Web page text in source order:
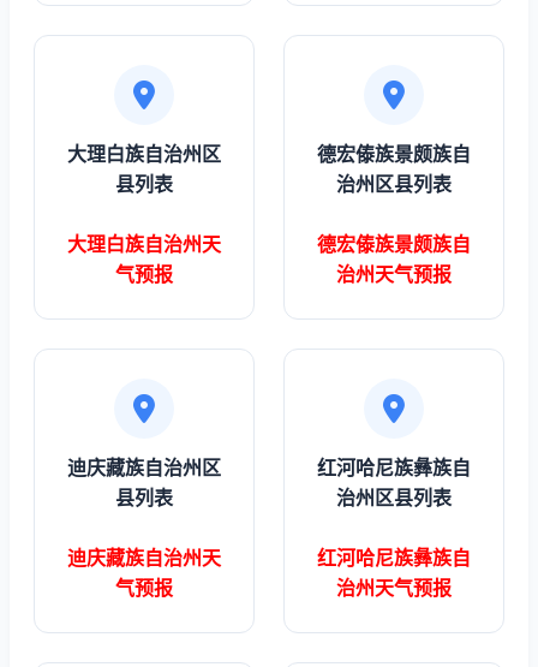
大理白族自治州区
县列表
大理白族自治州天
气预报
德宏傣族景颇族自
治州区县列表
德宏傣族景颇族自
治州天气预报
迪庆藏族自治州区
县列表
迪庆藏族自治州天
气预报
红河哈尼族彝族自
治州区县列表
红河哈尼族彝族自
治州天气预报